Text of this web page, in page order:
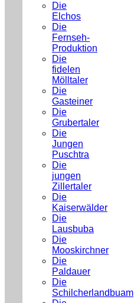
Die
Elchos
Die
Fernseh-
Produktion
Die
fidelen
Mölltaler
Die
Gasteiner
Die
Grubertaler
Die
Jungen
Puschtra
Die
jungen
Zillertaler
Die
Kaiserwälder
Die
Lausbuba
Die
Mooskirchner
Die
Paldauer
Die
Schilcherlandbuam